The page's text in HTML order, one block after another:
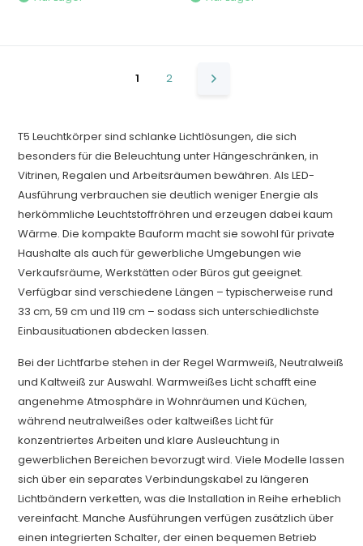
1 2
T5 Leuchtkörper sind schlanke Lichtlösungen, die sich
besonders für die Beleuchtung unter Hängeschränken, in
Vitrinen, Regalen und Arbeitsräumen bewähren. Als LED-
Ausführung verbrauchen sie deutlich weniger Energie als
herkömmliche Leuchtstoffröhren und erzeugen dabei kaum
Wärme. Die kompakte Bauform macht sie sowohl für private
Haushalte als auch für gewerbliche Umgebungen wie
Verkaufsräume, Werkstätten oder Büros gut geeignet.
Verfügbar sind verschiedene Längen – typischerweise rund
33 cm, 59 cm und 119 cm – sodass sich unterschiedlichste
Einbausituationen abdecken lassen.
Bei der Lichtfarbe stehen in der Regel Warmweiß, Neutralweiß
und Kaltweiß zur Auswahl. Warmweißes Licht schafft eine
angenehme Atmosphäre in Wohnräumen und Küchen,
während neutralweißes oder kaltweißes Licht für
konzentriertes Arbeiten und klare Ausleuchtung in
gewerblichen Bereichen bevorzugt wird. Viele Modelle lassen
sich über ein separates Verbindungskabel zu längeren
Lichtbändern verketten, was die Installation in Reihe erheblich
vereinfacht. Manche Ausführungen verfügen zusätzlich über
einen integrierten Schalter, der einen bequemen Betrieb